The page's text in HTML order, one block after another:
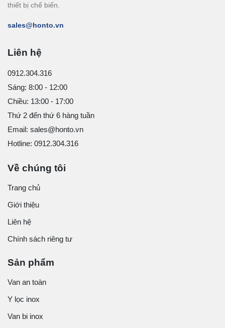
thiết bị chế biến.
sales@honto.vn
Liên hệ
0912.304.316
Sáng: 8:00 - 12:00
Chiều: 13:00 - 17:00
Thứ 2 đến thứ 6 hàng tuần
Email: sales@honto.vn
Hotline: 0912.304.316
Về chúng tôi
Trang chủ
Giới thiệu
Liên hệ
Chính sách riêng tư
Sản phẩm
Van an toàn
Y lọc inox
Van bi inox